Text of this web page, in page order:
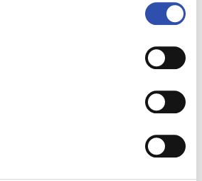
lisäämisen ja
Liikennevirasto.
liikennejärjestelyt jatkuvat
saakka.